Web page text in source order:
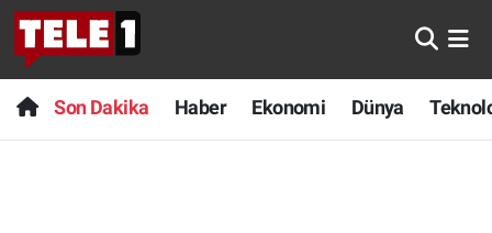
Son Dakika Haber Ekonomi Dünya
Anında Manşet
Başka Sohbetler
Son Dakika
Haber
Nöbetçi Eczaneler
Hava Durumu